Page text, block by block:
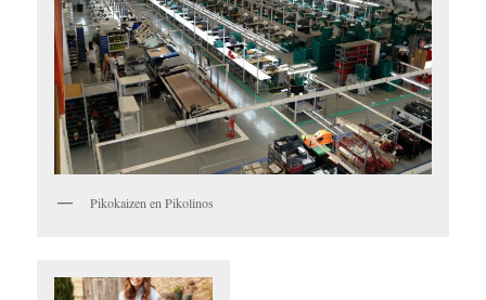
Pikokaizen en Pikolinos